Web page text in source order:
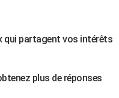
qui partagent vos intérêts
plus de réponses